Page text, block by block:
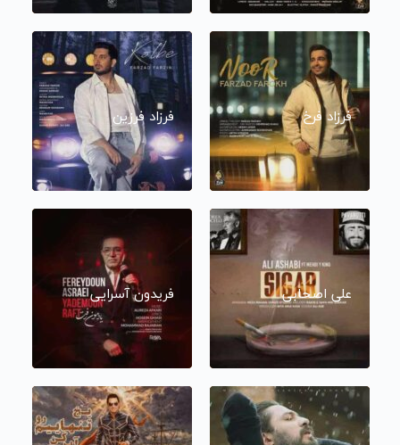
فرزاد فرخ فرزاد فرزین
علی اصحابی فریدون آسرایی